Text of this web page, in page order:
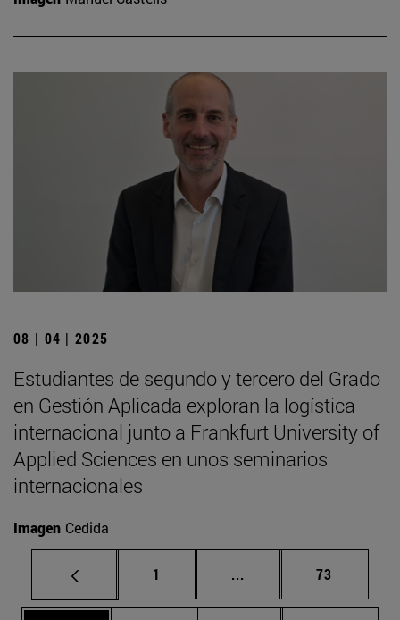
08 | 04 | 2025
Estudiantes de segundo y tercero del Grado
en Gestión Aplicada exploran la logística
internacional junto a Frankfurt University of
Applied Sciences en unos seminarios
internacionales
Imagen Cedida
Página
1 ... Páginas intermedias
Página
73